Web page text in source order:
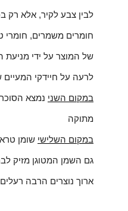
לבין צבע לקיר, אלא רק
חומרים משמרים, חומרי
של המוצר על ידי מניעת
לרעה על חיידקי
במקום השני נמצא
מתוקה
במקום השלישי שומן
גם השמן המטוגן מזיק
ארוך נוצרים הרבה רעלים